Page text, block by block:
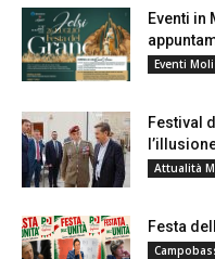
Eventi in
Eventi
Festival
Attualità
Festa